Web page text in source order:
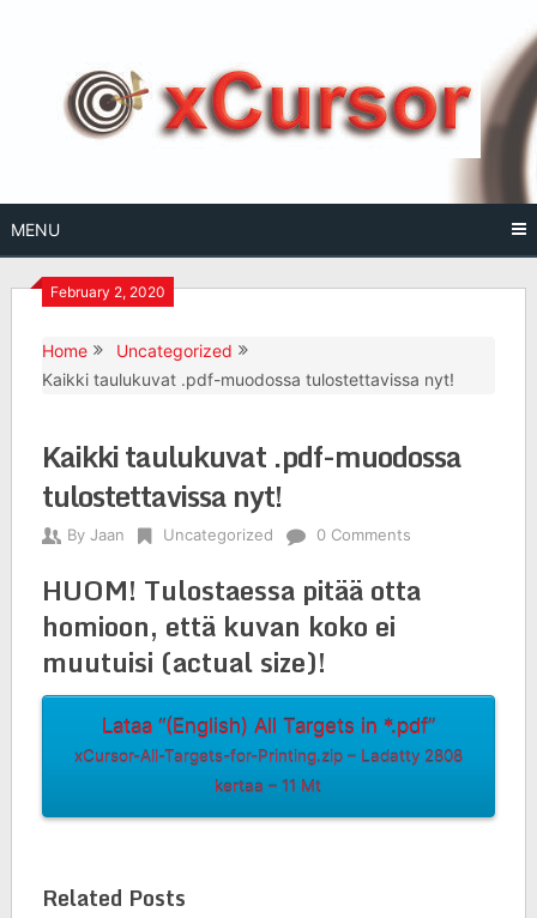
MENU
February 2, 2020
Home
Uncategorized
Kaikki taulukuvat .pdf-muodossa tulostettavissa nyt!
Kaikki taulukuvat .pdf-muodossa
tulostettavissa nyt!
By Jaan Uncategorized 0 Comments
HUOM! Tulostaessa pitää otta
homioon, että kuvan koko ei
muutuisi (actual size)!
Lataa “(English) All Targets in *.pdf”
xCursor-All-Targets-for-Printing.zip – Ladatty 2808
kertaa – 11 Mt
Related Posts